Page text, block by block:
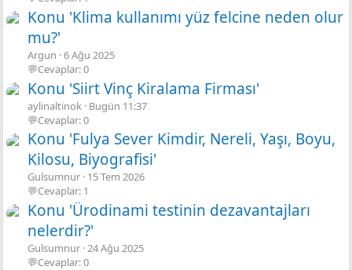
Konu 'Klima kullanımı yüz felcine neden olur
mu?'
Argun 6 Ağu 2025
💬Cevaplar: 0
Konu 'Siirt Vinç Kiralama Firması'
aylinaltinok Bugün 11:37
💬Cevaplar: 0
Konu 'Fulya Sever Kimdir, Nereli, Yaşı, Boyu,
Kilosu, Biyografisi'
Gulsumnur 15 Tem 2026
💬Cevaplar: 1
Konu 'Ürodinami testinin dezavantajları
nelerdir?'
Gulsumnur 24 Ağu 2025
💬Cevaplar: 0